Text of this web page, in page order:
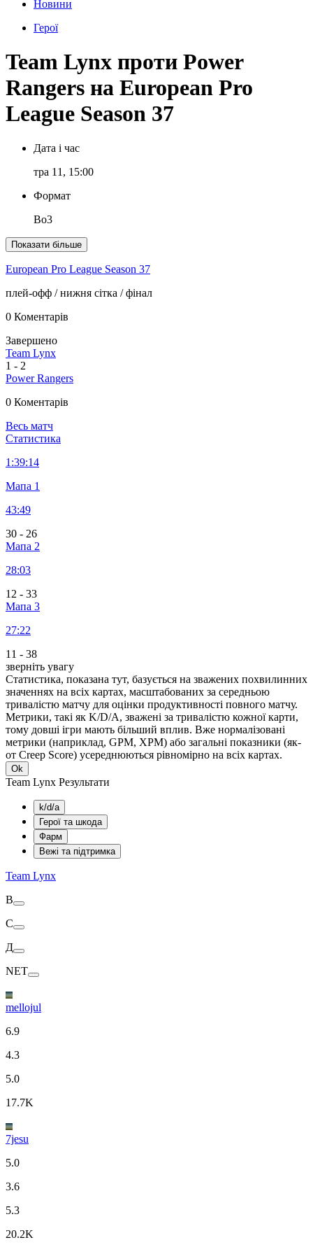
Новини
Герої
Team Lynx проти Power
Rangers на European Pro
League Season 37
Дата і час
тра 11, 15:00
Формат
Bo3
Показати більше
European Pro League Season 37
плей-офф / нижня сітка / фінал
0 Коментарів
Завершено
Team Lynx
1 - 2
Power Rangers
0 Коментарів
Весь матч
Статистика
1:39:14
Мапа 1
43:49
30 - 26
Мапа 2
28:03
12 - 33
Мапа 3
27:22
11 - 38
зверніть увагу
Статистика, показана тут, базується на зважених похвилинних
значеннях на всіх картах, масштабованих за середньою
тривалістю матчу для оцінки продуктивності повного матчу.
Метрики, такі як K/D/A, зважені за тривалістю кожної карти,
тому довші ігри мають більший вплив. Вже нормалізовані
метрики (наприклад, GPM, XPM) або загальні показники (як-
от Creep Score) усереднюються рівномірно на всіх картах.
Ok
Team Lynx Результати
k/d/a
Герої та шкода
Фарм
Вежі та підтримка
Team Lynx
В
С
Д
NET
mellojul
6.9
4.3
5.0
17.7K
7jesu
5.0
3.6
5.3
20.2K